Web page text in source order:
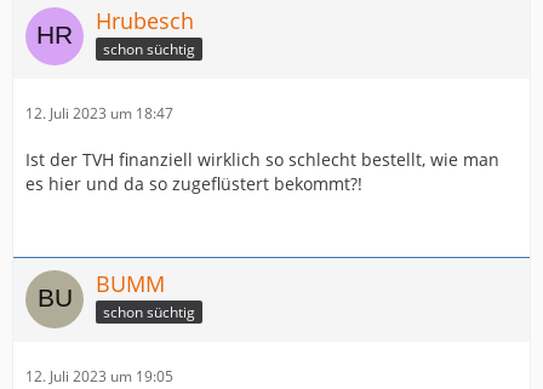
Hrubesch
schon süchtig
12. Juli 2023 um 18:47
Ist der TVH finanziell wirklich so schlecht bestellt, wie man
es hier und da so zugeflüstert bekommt?!
BUMM
schon süchtig
12. Juli 2023 um 19:05